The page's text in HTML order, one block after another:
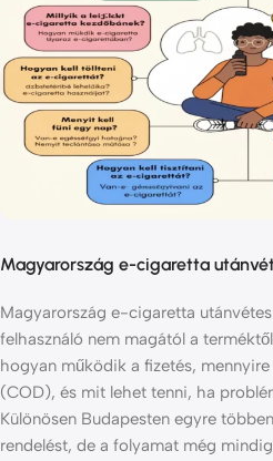
Magyarország e-cigaretta
Magyarország e-cigaretta
felhasználó nem magától a
hogyan működik a fizetés,
(COD), és mit lehet tenni, ha
Különösen Budapesten egyre
rendelést, de a folyamat még